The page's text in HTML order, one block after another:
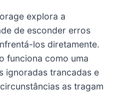
explora a
de esconder erros
los diretamente.
funciona como uma
ignoradas trancadas e
as tragam